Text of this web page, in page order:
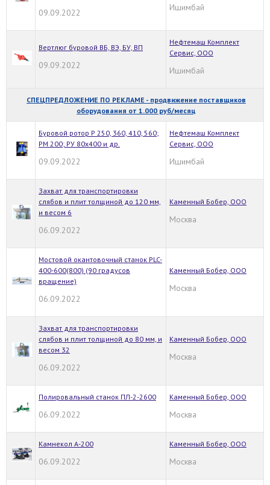
09.09.2022 Ишимбай
Вертлюг буровой ВБ, ВЭ, БУ, ВП
09.09.2022
Нефтемаш Комплект
Сервис, ООО
Ишимбай
СПЕЦПРЕДЛОЖЕНИЕ ПО РЕКЛАМЕ - продвижение поставщиков
оборудования от 1.000 руб/месяц
Буровой ротор Р 250, 360, 410, 560;
РМ 200; РУ 80х400 и др.
09.09.2022
Нефтемаш Комплект
Сервис, ООО
Ишимбай
Захват для транспортировки
слябов и плит толщиной до 120 мм,
и весом 6
06.09.2022
Каменный Бобер, ООО
Москва
Мостовой окантовочный станок PLC-
400-600(800) (90 градусов
вращение)
06.09.2022
Каменный Бобер, ООО
Москва
Захват для транспортировки
слябов и плит толщиной до 80 мм, и
весом 32
06.09.2022
Каменный Бобер, ООО
Москва
Полировальный станок ПЛ-2-2600
06.09.2022
Каменный Бобер, ООО
Москва
Камнекол А-200
06.09.2022
Каменный Бобер, ООО
Москва